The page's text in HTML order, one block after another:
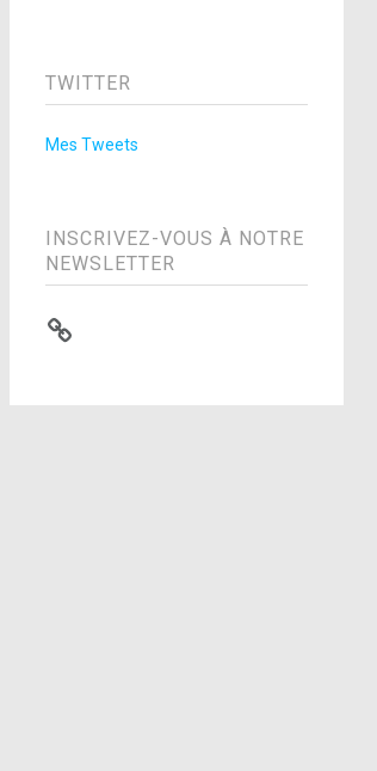
TWITTER
Mes Tweets
INSCRIVEZ-VOUS À NOTRE
NEWSLETTER